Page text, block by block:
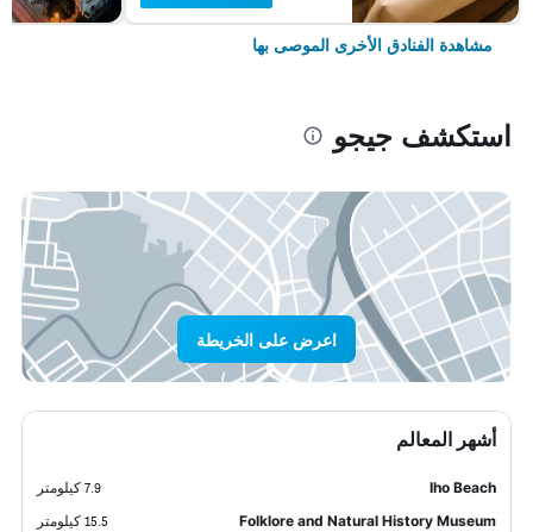
مشاهدة الفنادق الأخرى الموصى بها
استكشف جيجو
اعرض على الخريطة
أشهر المعالم
Iho Beach
7.9 كيلومتر
Folklore and Natural History Museum
15.5 كيلومتر